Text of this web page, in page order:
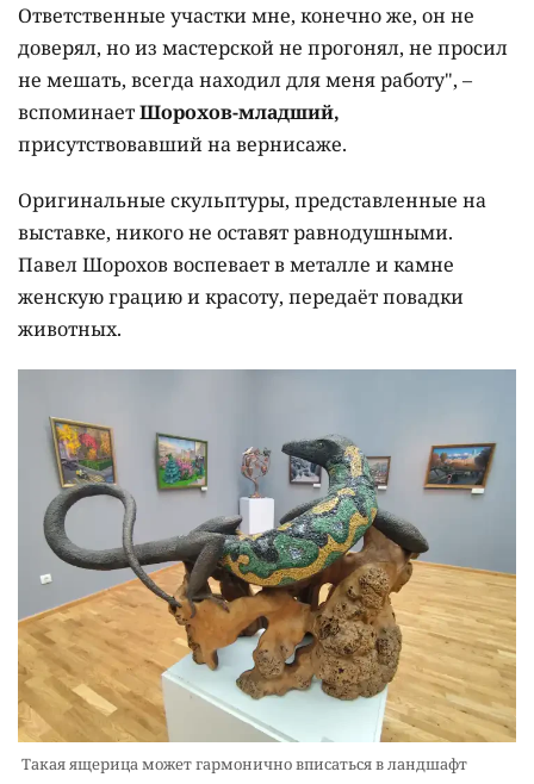
Ответственные участки мне, конечно же, он не
доверял, но из мастерской не прогонял, не просил
не мешать, всегда находил для меня работу", –
вспоминаетШорохов-младший,
присутствовавший на вернисаже.
Оригинальные скульптуры, представленные на
выставке, никого не оставят равнодушными.
Павел Шорохов воспевает в металле и камне
женскую грацию и красоту, передаёт повадки
животных.
Такая ящерица может гармонично вписаться в ландшафт